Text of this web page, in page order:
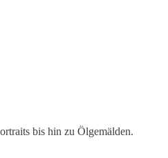
bis hin zu Ölgemälden.